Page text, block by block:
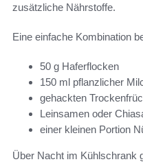
zusätzliche Nährstoffe.
Eine einfache Kombination
50 g Haferflocken
150 ml pflanzlicher
gehackten
Leinsamen oder
einer kleinen Portion
Über Nacht im Kühlschrank